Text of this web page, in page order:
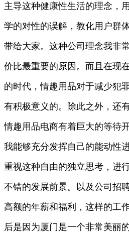
主导这种健康性生活的理念，
学的对性的误解，教化用户群
带给大家。这种公司理念我非
价比最重要的原因。而且在现
的时代，情趣用品对于减少犯
有积极意义的。除此之外，还
情趣用品电商有着巨大的等待
我能够充分发挥自己的能动性
重视这种自由的独立思考，进
不错的发展前景。以及公司招
高额的年薪和福利，这样的工
后是因为厦门是一个非常美丽